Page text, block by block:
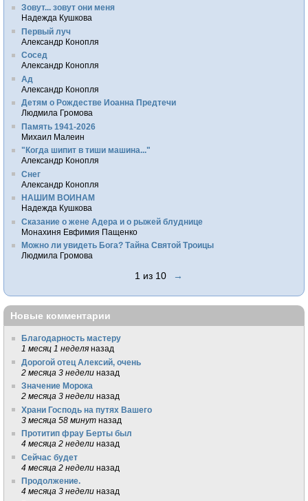
Зовут... зовут они меня
Надежда Кушкова
Первый луч
Александр Конопля
Сосед
Александр Конопля
Ад
Александр Конопля
Детям о Рождестве Иоанна Предтечи
Людмила Громова
Память 1941-2026
Михаил Малеин
"Когда шипит в тиши машина..."
Александр Конопля
Снег
Александр Конопля
НАШИМ ВОИНАМ
Надежда Кушкова
Сказание о жене Адера и о рыжей блуднице
Монахиня Евфимия Пащенко
Можно ли увидеть Бога? Тайна Святой Троицы
Людмила Громова
1 из 10 →
Новые комментарии
Благодарность мастеру
1 месяц 1 неделя назад
Дорогой отец Алексий, очень
2 месяца 3 недели назад
Значение Морока
2 месяца 3 недели назад
Храни Господь на путях Вашего
3 месяца 58 минут назад
Протитип фрау Берты был
4 месяца 2 недели назад
Сейчас будет
4 месяца 2 недели назад
Продолжение.
4 месяца 3 недели назад